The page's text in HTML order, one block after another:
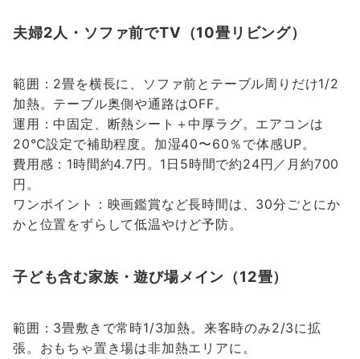
夫婦2人・ソファ前でTV（10畳リビング）
範囲：2畳を横長に、ソファ前とテーブル周りだけ1/2
加熱。テーブル奥側や通路はOFF。
運用：中固定、断熱シート＋中厚ラグ。エアコンは
20℃設定で補助程度。加湿40〜60％で体感UP。
費用感：1時間約4.7円。1日5時間で約24円／月約700
円。
ワンポイント：映画鑑賞など長時間は、30分ごとにか
かと位置をずらして低温やけど予防。
子ども含む家族・遊び場メイン（12畳）
範囲：3畳敷きで常時1/3加熱。来客時のみ2/3に拡
張。おもちゃ置き場は非加熱エリアに。